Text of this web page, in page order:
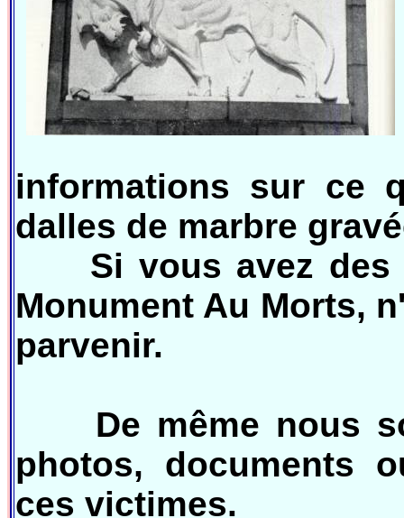
informations sur ce
dalles de marbre
Si vous avez des
Monument Au Morts,
parvenir.
De même nous
photos, documents
ces victimes.